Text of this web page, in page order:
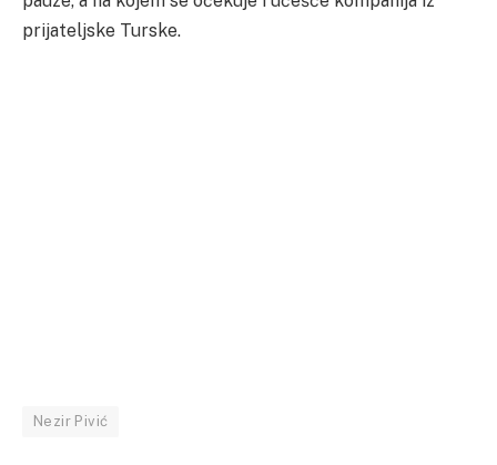
prijateljske Turske.
Nezir Pivić